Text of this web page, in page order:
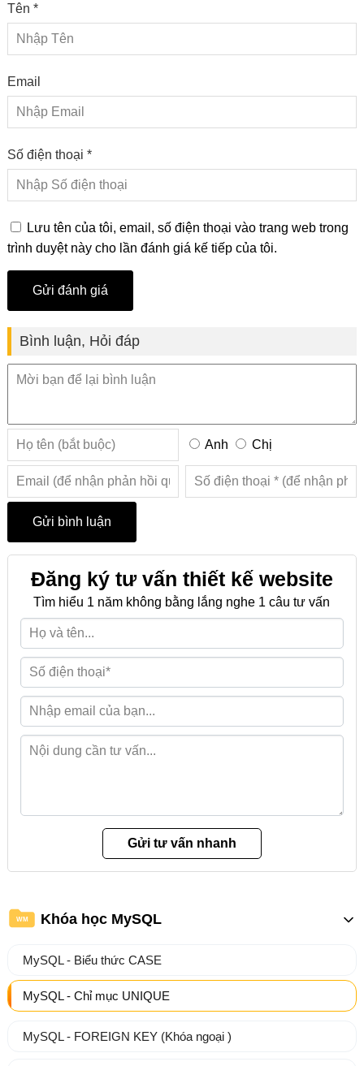
Tên *
Email
Số điện thoại *
Lưu tên của tôi, email, số điện thoại vào trang web trong
trình duyệt này cho lần đánh giá kế tiếp của tôi.
Bình luận, Hỏi đáp
Anh Chị
Đăng ký tư vấn thiết kế website
Tìm hiểu 1 năm không bằng lắng nghe 1 câu tư vấn
WM Khóa học MySQL
MySQL - Biểu thức CASE
MySQL - Chỉ mục UNIQUE
MySQL - FOREIGN KEY (Khóa ngoại )